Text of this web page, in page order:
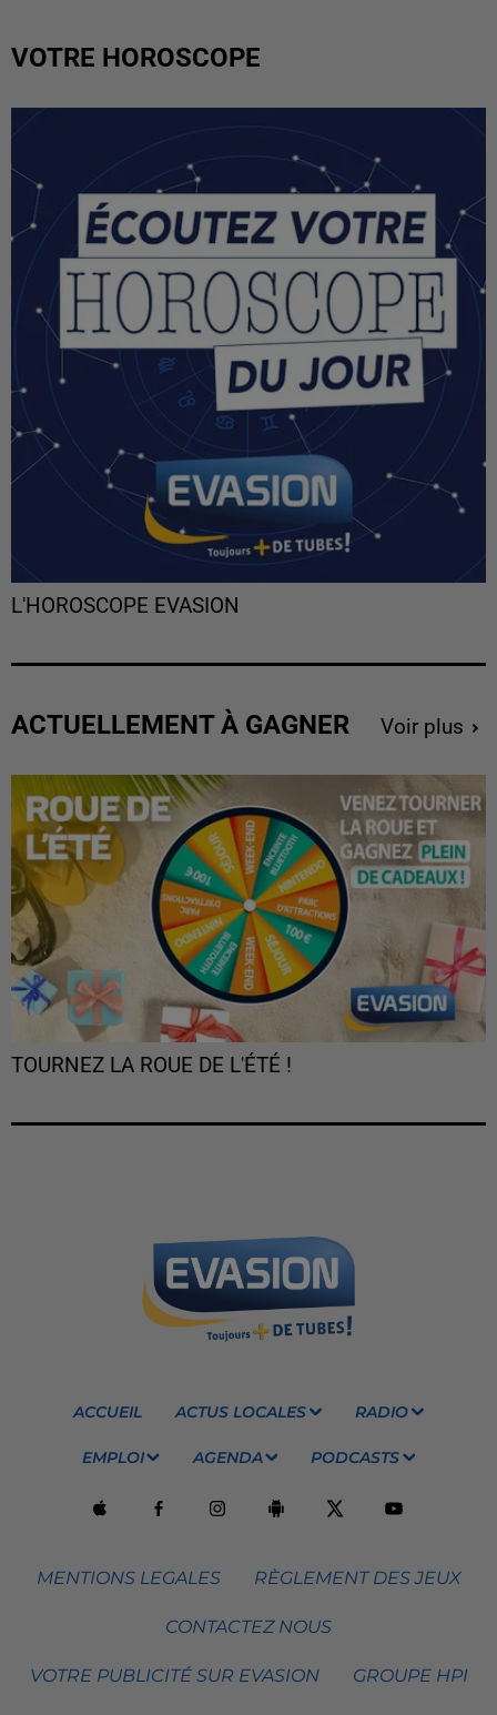
VOTRE HOROSCOPE
L'HOROSCOPE EVASION
ACTUELLEMENT À GAGNER Voir plus
TOURNEZ LA ROUE DE L'ÉTÉ !
ACCUEIL ACTUS LOCALES RADIO
EMPLOI AGENDA PODCASTS
MENTIONS LEGALES RÈGLEMENT DES JEUX
CONTACTEZ NOUS
VOTRE PUBLICITÉ SUR EVASION GROUPE HPI